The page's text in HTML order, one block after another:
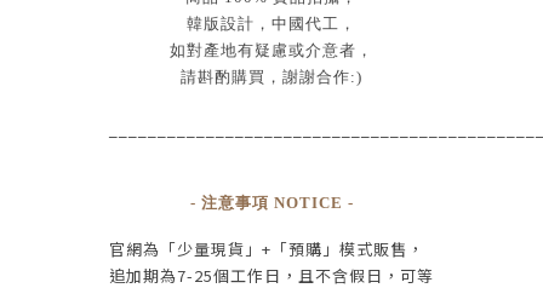
韓版設計，中國代工 ，
如對產地有疑慮或介意者，
請斟酌購買， 謝謝合作:)
- 注意事項 NOTICE -
官網為 「少量現貨」+ 「預購」模式販售，
追加期為7-25個工作日 ，且不含假日 ， 可等